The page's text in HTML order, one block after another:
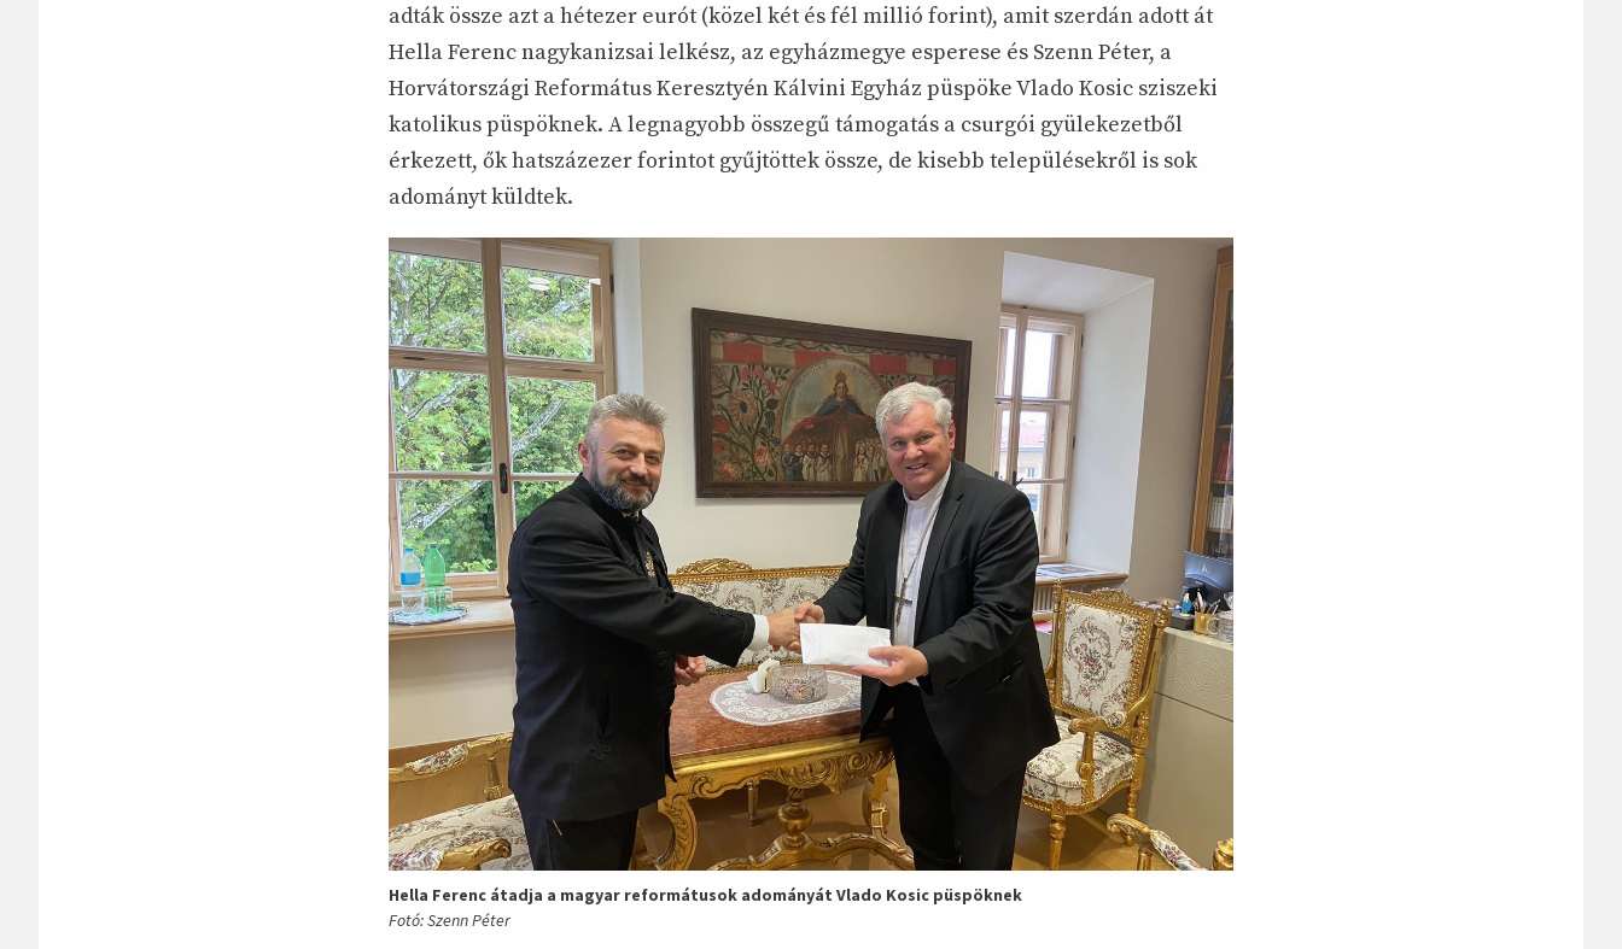
adták össze azt a hétezer eurót (közel két és fél millió forint), amit szerdán adott át
Hella Ferenc nagykanizsai lelkész, az egyházmegye esperese és Szenn Péter, a
Horvátországi Református Keresztyén Kálvini Egyház püspöke Vlado Kosic sziszeki
katolikus püspöknek. A legnagyobb összegű támogatás a csurgói gyülekezetből
érkezett, ők hatszázezer forintot gyűjtöttek össze, de kisebb településekről is sok
adományt küldtek.
Hella Ferenc átadja a magyar reformátusok adományát Vlado Kosic püspöknek
Fotó: Szenn Péter